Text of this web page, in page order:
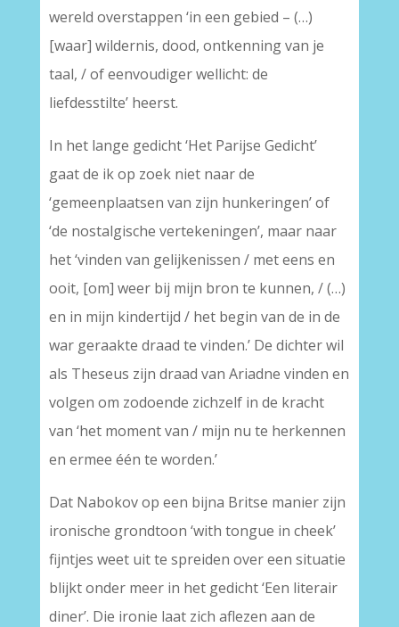
wereld overstappen ‘in een gebied – (…)
[waar] wildernis, dood, ontkenning van je
taal, / of eenvoudiger wellicht: de
liefdesstilte’ heerst.
In het lange gedicht ‘Het Parijse Gedicht’
gaat de ik op zoek niet naar de
‘gemeenplaatsen van zijn hunkeringen’ of
‘de nostalgische vertekeningen’, maar naar
het ‘vinden van gelijkenissen / met eens en
ooit, [om] weer bij mijn bron te kunnen, / (…)
en in mijn kindertijd / het begin van de in de
war geraakte draad te vinden.’ De dichter wil
als Theseus zijn draad van Ariadne vinden en
volgen om zodoende zichzelf in de kracht
van ‘het moment van / mijn nu te herkennen
en ermee één te worden.’
Dat Nabokov op een bijna Britse manier zijn
ironische grondtoon ‘with tongue in cheek’
fijntjes weet uit te spreiden over een situatie
blijkt onder meer in het gedicht ‘Een literair
diner’. Die ironie laat zich aflezen aan de